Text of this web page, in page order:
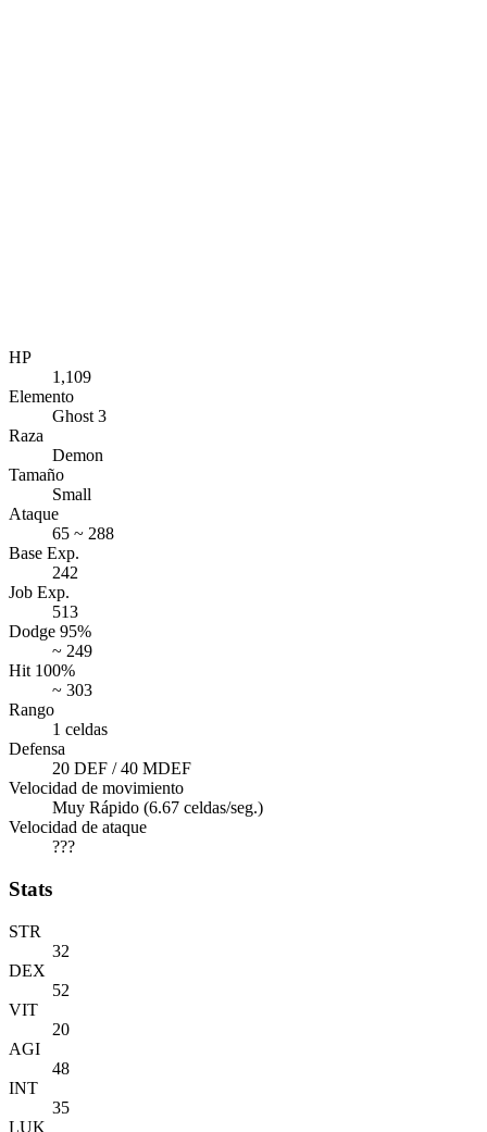
HP
1,109
Elemento
Ghost 3
Raza
Demon
Tamaño
Small
Ataque
65 ~ 288
Base Exp.
242
Job Exp.
513
Dodge 95%
~ 249
Hit 100%
~ 303
Rango
1 celdas
Defensa
20 DEF / 40 MDEF
Velocidad de movimiento
Muy Rápido (6.67 celdas/seg.)
Velocidad de ataque
???
Stats
STR
32
DEX
52
VIT
20
AGI
48
INT
35
LUK